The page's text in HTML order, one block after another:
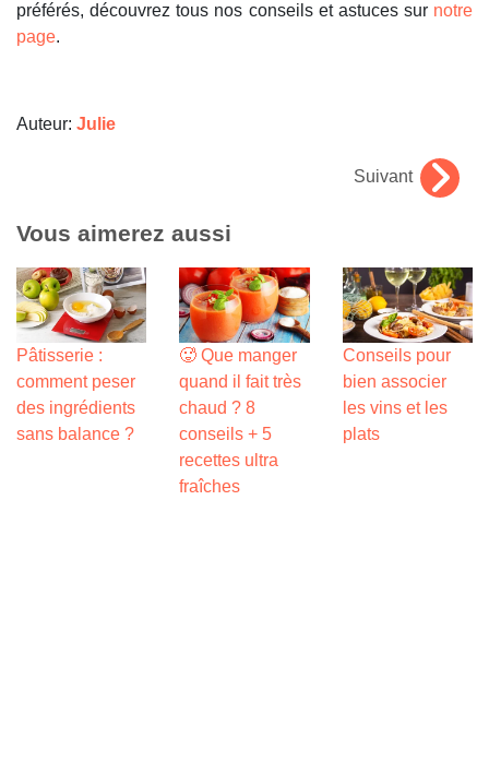
préférés, découvrez tous nos conseils et astuces sur notre
page.
Auteur: Julie
Suivant
Vous aimerez aussi
Pâtisserie :
comment peser
des ingrédients
sans balance ?
🥵 Que manger
quand il fait très
chaud ? 8
conseils + 5
recettes ultra
fraîches
Conseils pour
bien associer
les vins et les
plats